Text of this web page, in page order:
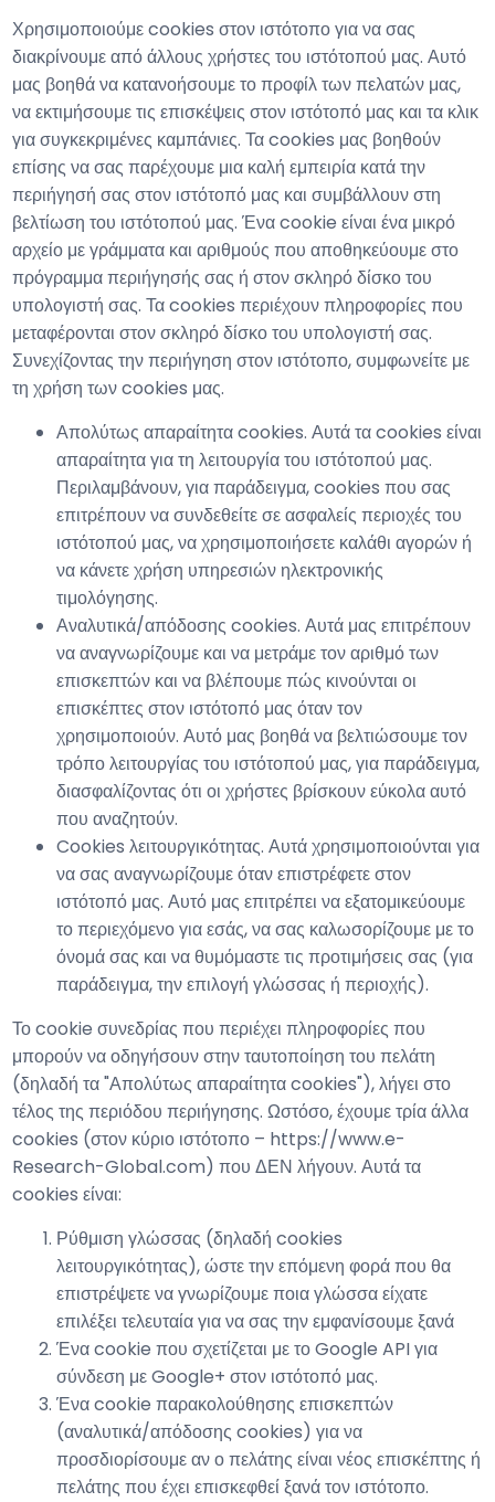
Χρησιμοποιούμε cookies στον ιστότοπο για να σας
διακρίνουμε από άλλους χρήστες του ιστότοπού μας. Αυτό
μας βοηθά να κατανοήσουμε το προφίλ των πελατών μας,
να εκτιμήσουμε τις επισκέψεις στον ιστότοπό μας και τα κλικ
για συγκεκριμένες καμπάνιες. Τα cookies μας βοηθούν
επίσης να σας παρέχουμε μια καλή εμπειρία κατά την
περιήγησή σας στον ιστότοπό μας και συμβάλλουν στη
βελτίωση του ιστότοπού μας. Ένα cookie είναι ένα μικρό
αρχείο με γράμματα και αριθμούς που αποθηκεύουμε στο
πρόγραμμα περιήγησής σας ή στον σκληρό δίσκο του
υπολογιστή σας. Τα cookies περιέχουν πληροφορίες που
μεταφέρονται στον σκληρό δίσκο του υπολογιστή σας.
Συνεχίζοντας την περιήγηση στον ιστότοπο, συμφωνείτε με
τη χρήση των cookies μας.
Απολύτως απαραίτητα cookies. Αυτά τα cookies είναι
απαραίτητα για τη λειτουργία του ιστότοπού μας.
Περιλαμβάνουν, για παράδειγμα, cookies που σας
επιτρέπουν να συνδεθείτε σε ασφαλείς περιοχές του
ιστότοπού μας, να χρησιμοποιήσετε καλάθι αγορών ή
να κάνετε χρήση υπηρεσιών ηλεκτρονικής
τιμολόγησης.
Αναλυτικά/απόδοσης cookies. Αυτά μας επιτρέπουν
να αναγνωρίζουμε και να μετράμε τον αριθμό των
επισκεπτών και να βλέπουμε πώς κινούνται οι
επισκέπτες στον ιστότοπό μας όταν τον
χρησιμοποιούν. Αυτό μας βοηθά να βελτιώσουμε τον
τρόπο λειτουργίας του ιστότοπού μας, για παράδειγμα,
διασφαλίζοντας ότι οι χρήστες βρίσκουν εύκολα αυτό
που αναζητούν.
Cookies λειτουργικότητας. Αυτά χρησιμοποιούνται για
να σας αναγνωρίζουμε όταν επιστρέφετε στον
ιστότοπό μας. Αυτό μας επιτρέπει να εξατομικεύουμε
το περιεχόμενο για εσάς, να σας καλωσορίζουμε με το
όνομά σας και να θυμόμαστε τις προτιμήσεις σας (για
παράδειγμα, την επιλογή γλώσσας ή περιοχής).
Το cookie συνεδρίας που περιέχει πληροφορίες που
μπορούν να οδηγήσουν στην ταυτοποίηση του πελάτη
(δηλαδή τα "Απολύτως απαραίτητα cookies"), λήγει στο
τέλος της περιόδου περιήγησης. Ωστόσο, έχουμε τρία άλλα
cookies (στον κύριο ιστότοπο – https://www.e-
Research-Global.com) που ΔΕΝ λήγουν. Αυτά τα
cookies είναι:
Ρύθμιση γλώσσας (δηλαδή cookies
λειτουργικότητας), ώστε την επόμενη φορά που θα
επιστρέψετε να γνωρίζουμε ποια γλώσσα είχατε
επιλέξει τελευταία για να σας την εμφανίσουμε ξανά
Ένα cookie που σχετίζεται με το Google API για
σύνδεση με Google+ στον ιστότοπό μας.
Ένα cookie παρακολούθησης επισκεπτών
(αναλυτικά/απόδοσης cookies) για να
προσδιορίσουμε αν ο πελάτης είναι νέος επισκέπτης ή
πελάτης που έχει επισκεφθεί ξανά τον ιστότοπο.